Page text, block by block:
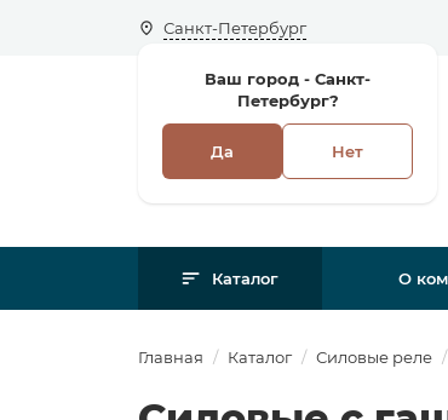
Санкт-Петербург
Ваш город - Санкт-
Петербург?
Да Нет
Каталог О
Главная Каталог Силовые реле